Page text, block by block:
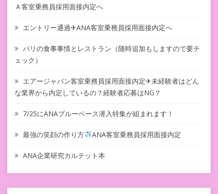
Ａ客室乗務員採用面接内定へ
エントリー通過✈ANA客室乗務員採用面接内定へ
パリの食事事情とレストラン（随時追加もしますので要チ
ェック）
エアージャパン客室乗務員採用面接内定✈未経験者はどん
な業界から内定しているの？経験者応募はNG？
7/25にANAブルーベース潜入特集が組まれます！
最強の笑顔の作り方 ANA客室乗務員採用面接内定
ANA企業研究カルテット本